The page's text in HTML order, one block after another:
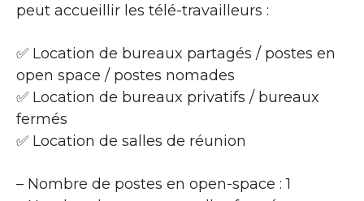
peut accueillir les télé-travailleurs :
✅ Location de bureaux partagés / postes en
open space / postes nomades
✅ Location de bureaux privatifs / bureaux
fermés
✅ Location de salles de réunion
– Nombre de postes en open-space : 1